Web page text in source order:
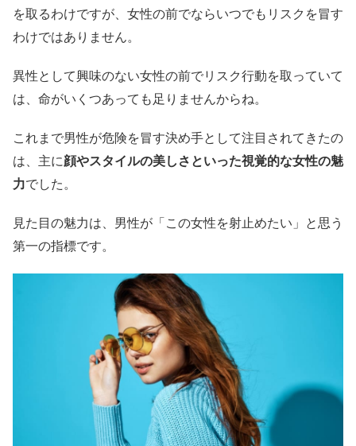
を取るわけですが、女性の前でならいつでもリスクを冒す
わけではありません。
異性として興味のない女性の前でリスク行動を取っていて
は、命がいくつあっても足りませんからね。
これまで男性が危険を冒す決め手として注目されてきたの
は、主に顔やスタイルの美しさといった視覚的な女性の魅
力でした。
見た目の魅力は、男性が「この女性を射止めたい」と思う
第一の指標です。